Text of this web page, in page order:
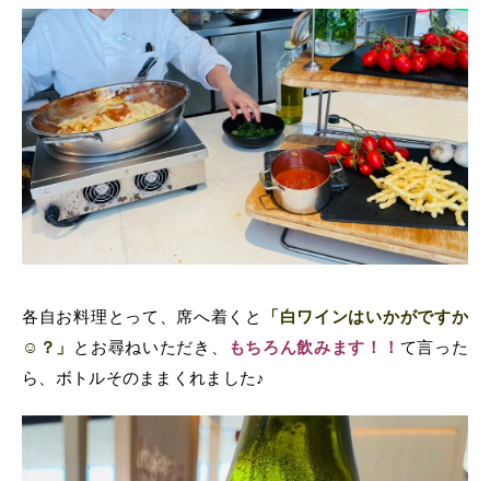
各自お料理とって、席へ着くと
「白ワインはいかがですか
☺？」 とお尋ねいただき、 もちろん飲みます！！ て言った
ら、ボトルそのままくれました♪